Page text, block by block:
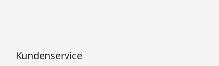
Kundenservice